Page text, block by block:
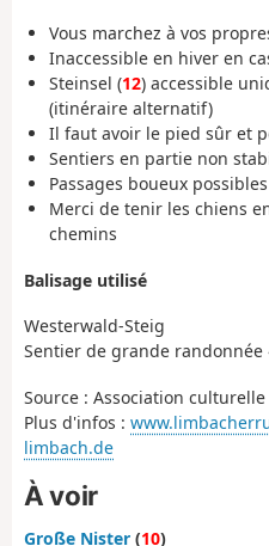
Vous marchez à vos
Inaccessible en hiver en
Steinsel (12) accessible
(itinéraire alternatif)
Il faut avoir le pied sûr et
Sentiers en partie non
Passages boueux possibles
Merci de tenir les chiens
chemins
Balisage utilisé
Westerwald-Steig
Sentier de grande randonnée
Source : Association
Plus d'infos :
limbach.de
À voir
Große Nister (10)